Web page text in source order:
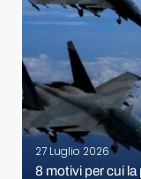
27 Luglio 2026
8 motivi per cui